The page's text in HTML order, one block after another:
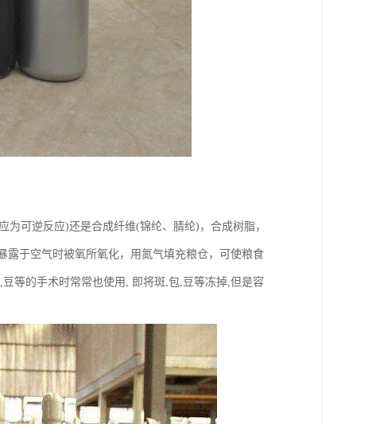
可逆反应)还是合成纤维(锦纶、腈纶)，合成树脂，
于空气时被氧所氧化，用氮气填充粮仓，可使粮食
等的手术时常常也使用, 即将斑,包,豆等冻掉,但是容